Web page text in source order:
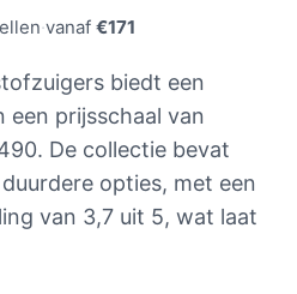
·vanaf €171
biedt een
een prijsschaal van
De collectie bevat
opties, met een
van 3,7 uit 5, wat laat